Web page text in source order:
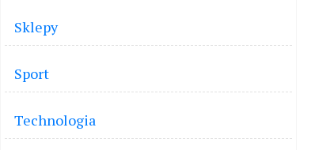
Sklepy
Sport
Technologia